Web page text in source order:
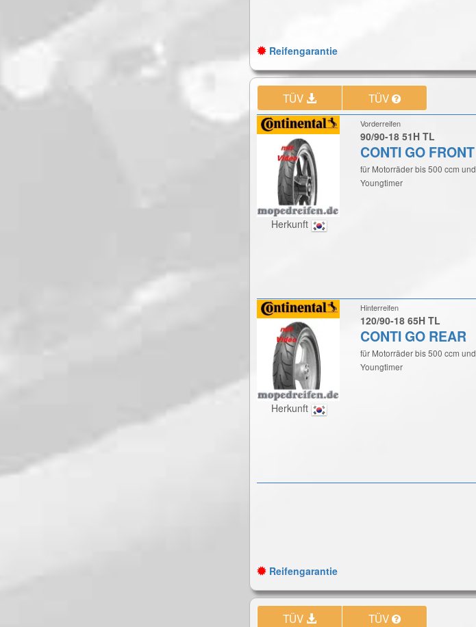
Reifengarantie
TÜV TÜV
Herkunft
Vorderreifen
90/90-18 51H TL
CONTI GO FRONT
für Motorräder bis 500 ccm und
Youngtimer
Herkunft
Hinterreifen
120/90-18 65H TL
CONTI GO REAR
für Motorräder bis 500 ccm und
Youngtimer
Reifengarantie
TÜV TÜV